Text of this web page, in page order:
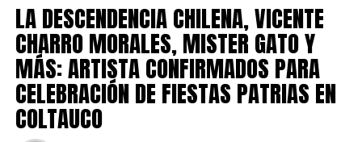
LA DESCENDENCIA CHILENA, VICENTE
CHARRO MORALES, MISTER GATO Y
MÁS: ARTISTA CONFIRMADOS PARA
CELEBRACIÓN DE FIESTAS PATRIAS EN
COLTAUCO